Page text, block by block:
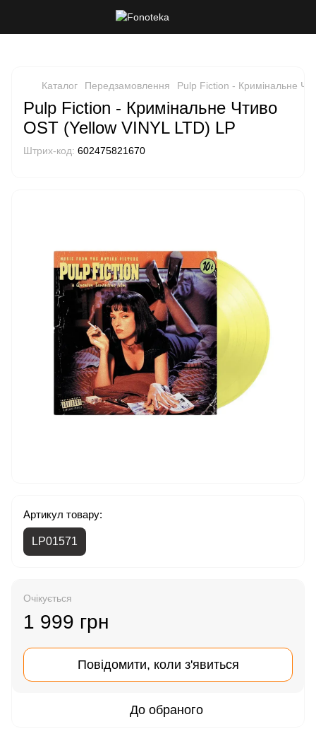
Каталог Передзамовлення Pulp Fiction - Кримінальне
Pulp Fiction - Кримінальне Чтиво
OST (Yellow VINYL LTD) LP
Штрих-код: 602475821670
Артикул товару:
LP01571
Очікується
1 999 грн
Повідомити, коли з'явиться
До обраного